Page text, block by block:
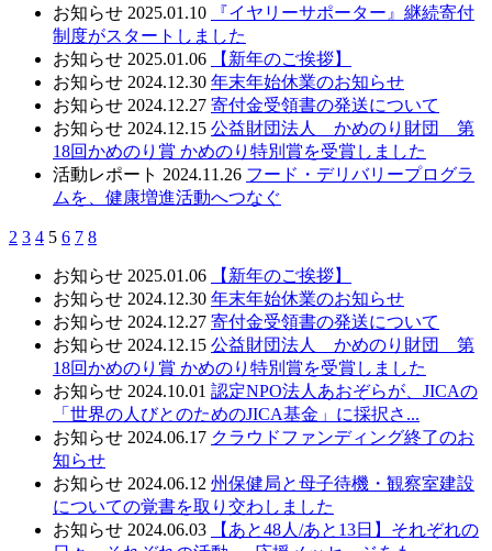
お知らせ 2025.01.10
『イヤリーサポーター』継続寄付
制度がスタートしました
お知らせ 2025.01.06
【新年のご挨拶】
お知らせ 2024.12.30 年末年始休業のお知らせ
お知らせ 2024.12.27 寄付金受領書の発送について
お知らせ 2024.12.15 公益財団法人 かめのり財団 第
18回かめのり賞 かめのり特別賞を受賞しました
活動レポート 2024.11.26 フード・デリバリープログラ
ムを、健康増進活動へつなぐ
2 3 4 5 6 7 8
お知らせ 2025.01.06
【新年のご挨拶】
お知らせ 2024.12.30 年末年始休業のお知らせ
お知らせ 2024.12.27 寄付金受領書の発送について
お知らせ 2024.12.15 公益財団法人 かめのり財団 第
18回かめのり賞 かめのり特別賞を受賞しました
お知らせ 2024.10.01 認定NPO法人あおぞらが、JICAの
「世界の人びとのためのJICA基金」に採択さ...
お知らせ 2024.06.17 クラウドファンディング終了のお
知らせ
お知らせ 2024.06.12 州保健局と母子待機・観察室建設
についての覚書を取り交わしました
お知らせ 2024.06.03
【あと48人/あと13日】それぞれの